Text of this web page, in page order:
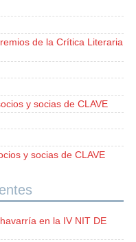
de la Crítica Literaria
y socias de CLAVE
y socias de CLAVE
en la IV NIT DE